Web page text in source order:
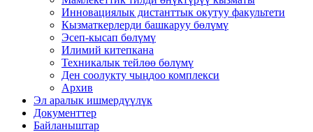
Инновациялык дистанттык окутуу факультети
Кызматкерлерди башкаруу бөлүмү
Эсеп-кысап бөлүмү
Илимий китепкана
Техникалык тейлөө бөлүмү
Ден соолукту чыңдоо комплекси
Архив
Эл аралык ишмердүүлүк
Документтер
Байланыштар